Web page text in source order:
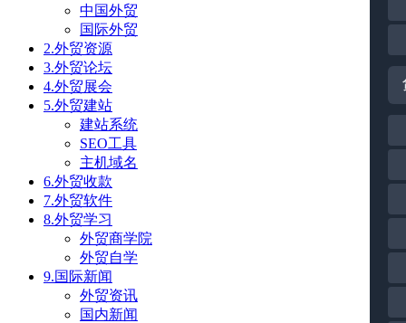
中国外贸
国际外贸
2.外贸资源
3.外贸论坛
4.外贸展会
5.外贸建站
建站系统
SEO工具
主机域名
6.外贸收款
7.外贸软件
8.外贸学习
外贸商学院
外贸自学
9.国际新闻
外贸资讯
国内新闻